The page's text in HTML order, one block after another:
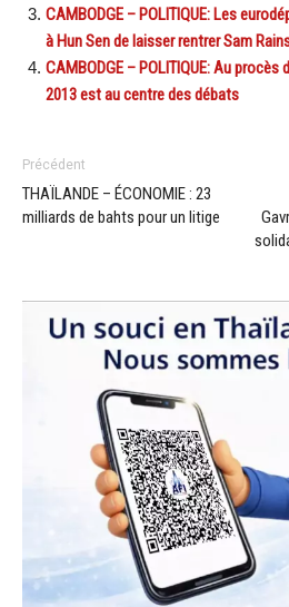
CAMBODGE – POLITIQUE: Les
à Hun Sen de laisser rentrer Sam
CAMBODGE – POLITIQUE: Au
2013 est au centre des débats
Précédent
THAÏLANDE – ÉCONOMIE : 23
milliards de bahts pour un litige